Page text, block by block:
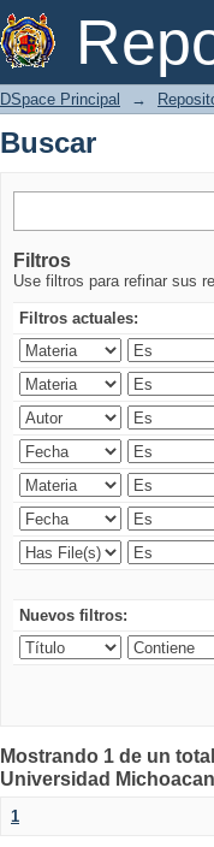
Buscar
DSpace Principal →
Buscar
Filtros
Use filtros para refinar sus
Filtros actuales:
Nuevos filtros:
Mostrando 1 de un
Universidad
1